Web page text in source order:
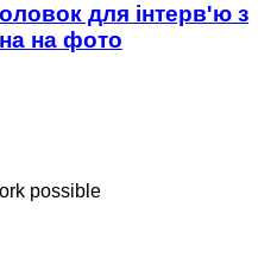
для інтерв'ю з
на фото
possible